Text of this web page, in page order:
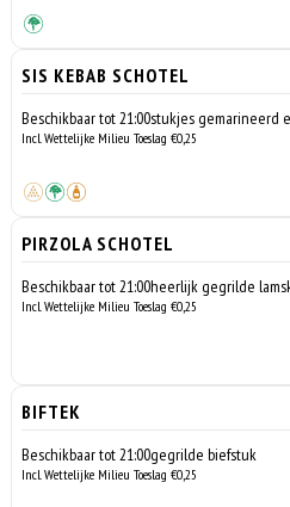
SIS KEBAB SCHOTEL
Beschikbaar tot 21:00stukjes gemarineerd
Incl. Wettelijke Milieu Toeslag €0,25
PIRZOLA SCHOTEL
Beschikbaar tot 21:00heerlijk gegrilde
Incl. Wettelijke Milieu Toeslag €0,25
BIFTEK
Beschikbaar tot 21:00gegrilde biefstuk
Incl. Wettelijke Milieu Toeslag €0,25